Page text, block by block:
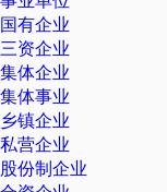
国有企业
三资企业
集体企业
集体事业
乡镇企业
私营企业
股份制企业